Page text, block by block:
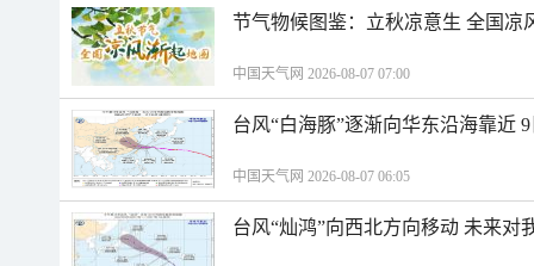
节气物候图鉴：立秋凉意生 全国凉
中国天气网 2026-08-07 07:00
台风“白海豚”逐渐向华东沿海靠近
中国天气网 2026-08-07 06:05
台风“灿鸿”向西北方向移动 未来对